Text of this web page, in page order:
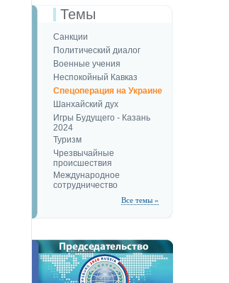
Темы
Санкции
Политический диалог
Военные учения
Неспокойный Кавказ
Спецоперация на Украине
Шанхайский дух
Игры Будущего - Казань
2024
Туризм
Чрезвычайные
происшествия
Международное
сотрудничество
Все темы »